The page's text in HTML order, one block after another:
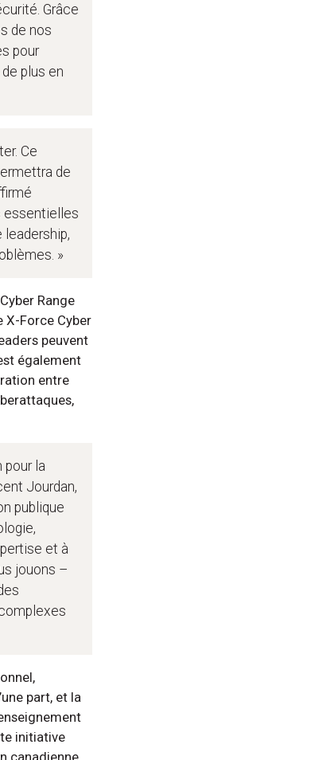
Grâce
de nos
pour
plus en
Ce
de
essentielles
»
Range
X-Force Cyber
peuvent
également
entre
pour la
Jourdan,
publique
et à
jouons –
part, et la
initiative
canadienne